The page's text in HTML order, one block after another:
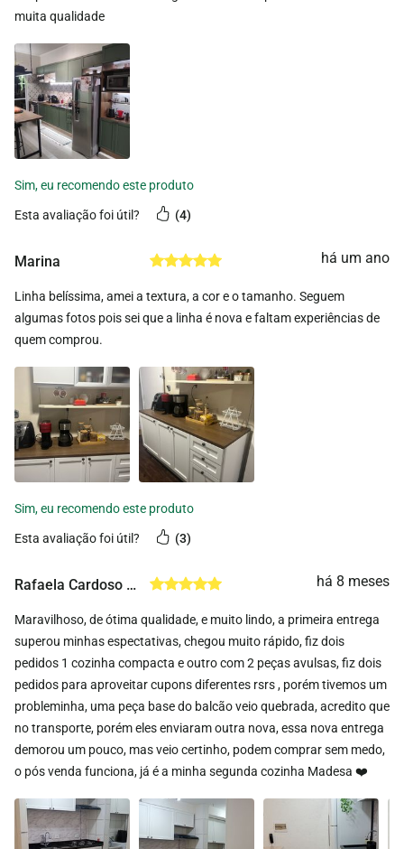
muita qualidade
esta avaliação foi útil? 4
Marina há um ano
Linha belíssima, amei a textura, a cor e o tamanho. Seguem
algumas fotos pois sei que a linha é nova e faltam experiências de
quem comprou.
esta avaliação foi útil? 3
Rafaela Cardoso de Araujo Rosa há 8 meses
Maravilhoso, de ótima qualidade, e muito lindo, a primeira entrega
superou minhas espectativas, chegou muito rápido, fiz dois
pedidos 1 cozinha compacta e outro com 2 peças avulsas, fiz dois
pedidos para aproveitar cupons diferentes rsrs , porém tivemos um
probleminha, uma peça base do balcão veio quebrada, acredito que
no transporte, porém eles enviaram outra nova, essa nova entrega
demorou um pouco, mas veio certinho, podem comprar sem medo,
o pós venda funciona, já é a minha segunda cozinha Madesa ❤️